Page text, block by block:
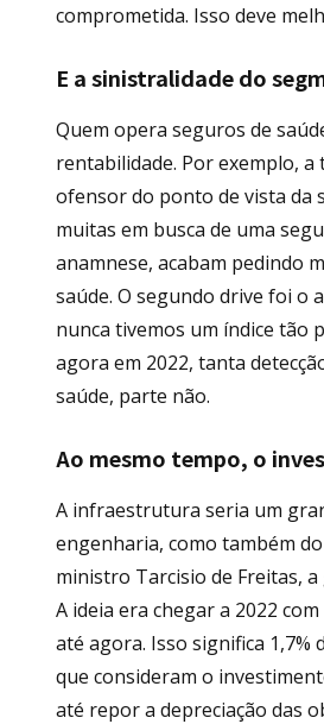
comprometida. Isso deve
E a sinistralidade do
Quem opera seguros de
rentabilidade. Por exemplo,
ofensor do ponto de vista da
muitas em busca de uma
anamnese, acabam pedindo
saúde. O segundo drive foi o
nunca tivemos um índice tão
agora em 2022, tanta
saúde, parte não.
Ao mesmo tempo, o
A infraestrutura seria um
engenharia, como também
ministro Tarcisio de Freitas,
A ideia era chegar a 2022
até agora. Isso significa
que consideram o
até repor a depreciação das